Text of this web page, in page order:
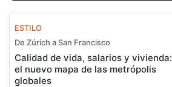
ESTILO
De Zúrich a San Francisco
Calidad de vida, salarios y vivienda:
el nuevo mapa de las metrópolis
globales